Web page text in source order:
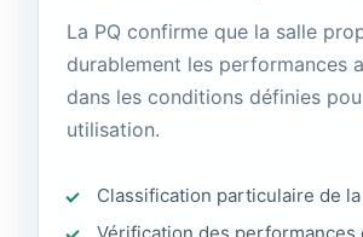
La PQ confirme que la salle
durablement les performances
dans les conditions définies
utilisation.
Classification particulaire de